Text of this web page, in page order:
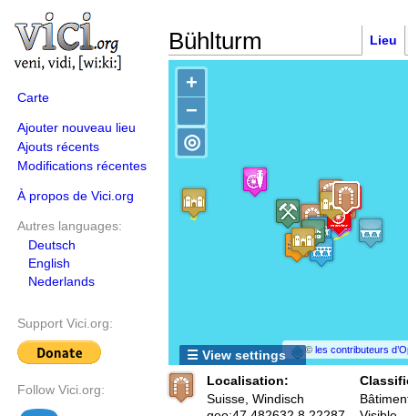
Carte
Ajouter nouveau lieu
Ajouts récents
Modifications récentes
À propos de Vici.org
Autres languages:
Deutsch
English
Nederlands
Support Vici.org:
Follow Vici.org:
Bühlturm Lieu
+
−
©les contributeurs
◎
☰ View settings
Localisation:
Suisse, Windisch